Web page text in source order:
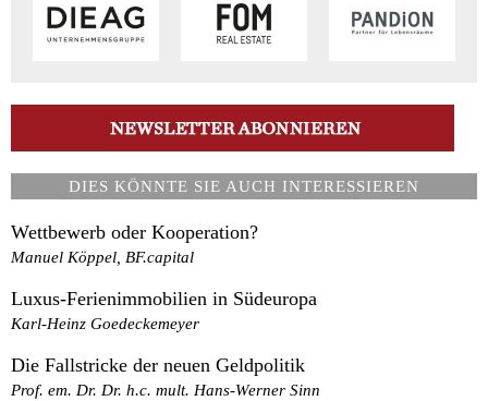
DIES KÖNNTE SIE AUCH INTERESSIEREN
Wettbewerb oder Kooperation?
Manuel Köppel, BF.capital
Luxus-Ferienimmobilien in Südeuropa
Karl-Heinz Goedeckemeyer
Die Fallstricke der neuen Geldpolitik
Prof. em. Dr. Dr. h.c. mult. Hans-Werner Sinn